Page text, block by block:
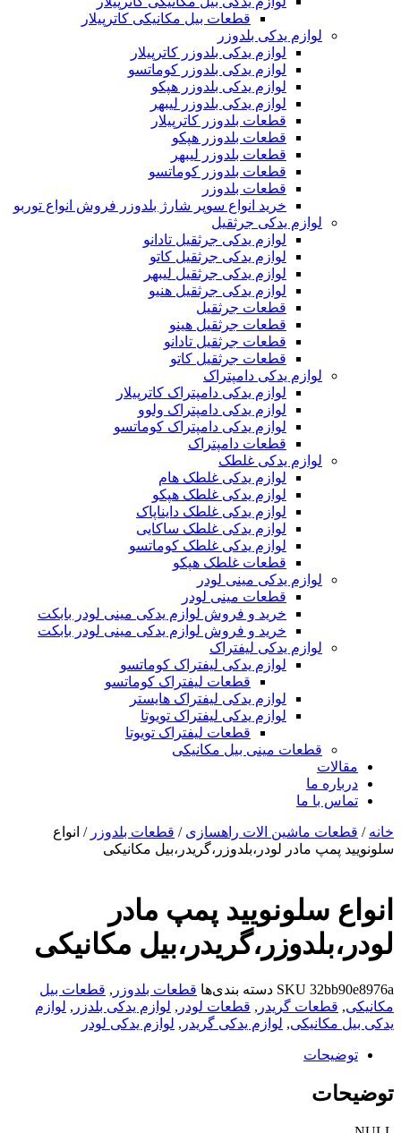
قطعات بیل مکانیکی کاترپیلار
لوازم یدکی بلدوزر
لوازم یدکی بلدوزر کاترپیلار
لوازم یدکی بلدوزر کوماتسو
لوازم یدکی بلدوزر هپکو
لوازم یدکی بلدوزر لیبهر
قطعات بلدوزر کاترپیلار
قطعات بلدوزر هپکو
قطعات بلدوزر لیبهر
قطعات بلدوزر کوماتسو
قطعات بلدوزر
خرید انواع سوپر شارژ بلدوزر فروش انواع توربو
لوازم یدکی جرثقیل
لوازم یدکی جرثقیل تادانو
لوازم یدکی جرثقیل کاتو
لوازم یدکی جرثقیل لیبهر
لوازم یدکی جرثقیل هنیو
قطعات جرثقیل
قطعات جرثقیل هینو
قطعات جرثقیل تادانو
قطعات جرثقیل کاتو
لوازم یدکی دامپتراک
لوازم یدکی دامپتراک کاترپیلار
لوازم یدکی دامپتراک ولوو
لوازم یدکی دامپتراک کوماتسو
قطعات دامپتراک
لوازم یدکی غلطک
لوازم یدکی غلطک هام
لوازم یدکی غلطک هپکو
لوازم یدکی غلطک دایناپاک
لوازم یدکی غلطک ساکایی
لوازم یدکی غلطک کوماتسو
قطعات غلطک هپکو
لوازم یدکی مینی لودر
قطعات مینی لودر
خرید و فروش لوازم یدکی مینی لودر بابکت
خرید و فروش لوازم یدکی مینی لودر بابکت
لوازم یدکی لیفتراک
لوازم یدکی لیفتراک کوماتسو
قطعات لیفتراک کوماتسو
لوازم یدکی لیفتراک هایستر
لوازم یدکی لیفتراک تویوتا
قطعات لیفتراک تویوتا
قطعات مینی بیل مکانیکی
ما
با ما
ماشین الات راهسازی/ قطعات بلدوزر/ انواع
مادر لودر،بلدوزر،گریدر،بیل مکانیکی
سلونویید پمپ مادر
مکانیکی
SKU دسته بندی‌ها قطعات بلدوزر,قطعات بیل
گریدر,قطعات لودر,لوازم یدکی بلدزر ,لوازم
, لوازم یدکی گریدر,لوازم یدکی لودر